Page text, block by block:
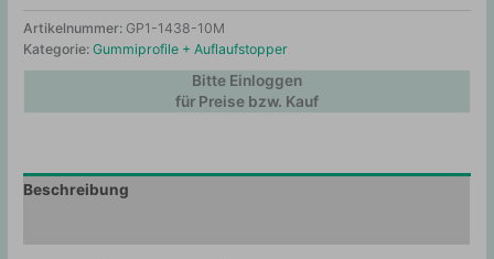
Artikelnummer: GP1-1438-10M
Kategorie:Gummiprofile + Auflaufstopper
Bitte Einloggen
für Preise bzw. Kauf
Beschreibung